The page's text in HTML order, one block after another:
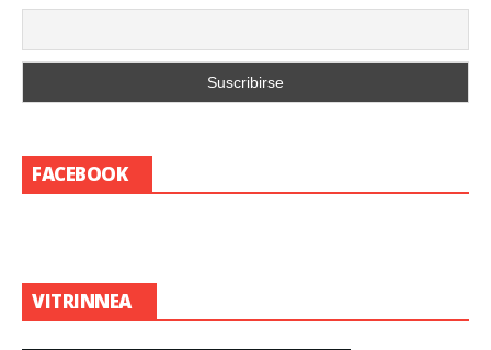
FACEBOOK
VITRINNEA